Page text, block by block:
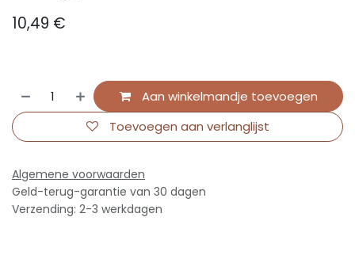
10,49 €
Aan winkelmandje toevoegen
Toevoegen aan verlanglijst
Algemene voorwaarden
Geld-terug-garantie van 30 dagen
Verzending: 2-3 werkdagen